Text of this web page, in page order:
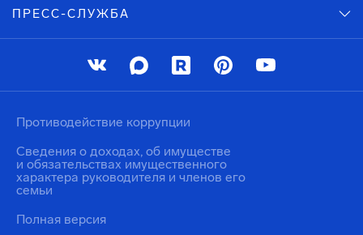
ПРЕСС-СЛУЖБА
Противодействие коррупции
Сведения о доходах, об имуществе
и обязательствах имущественного
характера руководителя и членов его
семьи
Полная версия